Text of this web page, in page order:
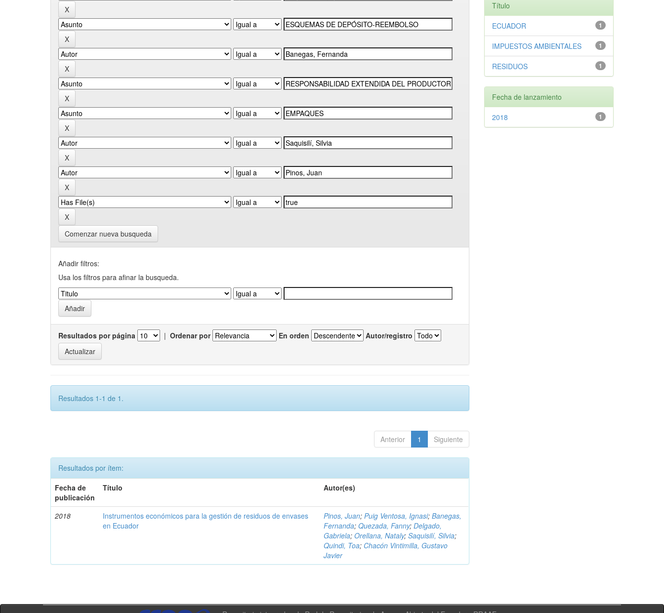
Comenzar nueva busqueda
Añadir filtros:
Usa los filtros para afinar la busqueda.
Resultados por página | Ordenar por En orden Autor/registro
Resultados 1-1 de 1.
Anterior 1 Siguiente
Resultados por ítem:
Fecha de
publicación
Título Autor(es)
2018
Instrumentos económicos para la gestión de residuos de envases
en Ecuador
Pinos, Juan;Puig Ventosa, Ignasi;Banegas,
Fernanda;Quezada, Fanny;Delgado,
Gabriela;Orellana, Nataly;Saquisilí, Silvia;
Quindi, Toa; Chacón Vintimilla, Gustavo
Javier
Título
1
ECUADOR
1
IMPUESTOS AMBIENTALES
1
RESIDUOS
Fecha de lanzamiento
1
2018